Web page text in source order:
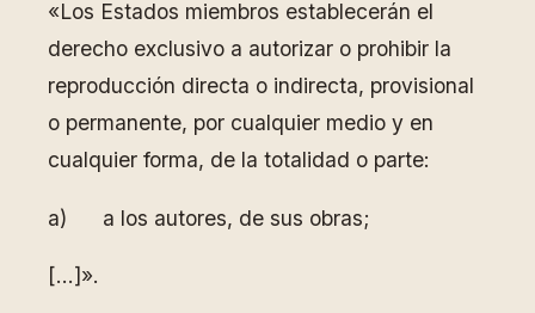
«Los Estados miembros establecerán el
derecho exclusivo a autorizar o prohibir la
reproducción directa o indirecta, provisional
o permanente, por cualquier medio y en
cualquier forma, de la totalidad o parte:
a) a los autores, de sus obras;
[…]».